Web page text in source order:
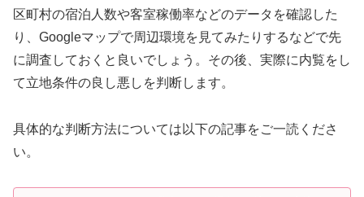
区町村の宿泊人数や客室稼働率などのデータを確認した
り、Googleマップで周辺環境を見てみたりするなどで先
に調査しておくと良いでしょう。その後、実際に内覧をし
て立地条件の良し悪しを判断します。
具体的な判断方法については以下の記事をご一読くださ
い。